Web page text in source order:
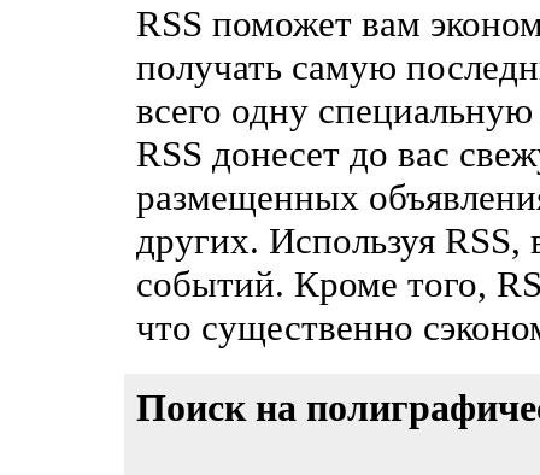
RSS поможет вам
получать самую
всего одну
RSS донесет до вас
размещенных
других. Используя RSS,
событий. Кроме того,
что существенно
Поиск на